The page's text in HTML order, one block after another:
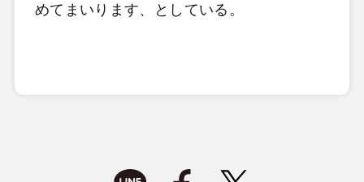
めてまいります、としている。